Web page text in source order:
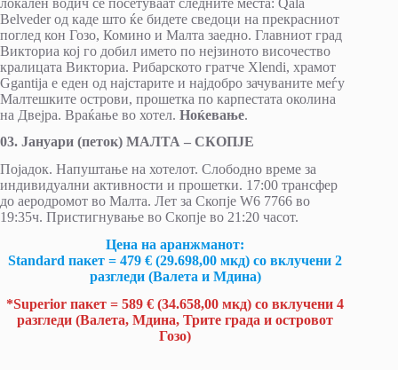
Belveder од каде што ќе бидете сведоци на прекрасниот
поглед кон Гозо, Комино и Mалта заедно. Главниот град
Викториа кој го добил името по нејзиното височество
кралицата Викториа. Рибарското гратче Xlendi, храмот
Ggantija е еден од најстарите и најдобро зачуваните меѓу
Малтешките острови, прошетка по карпестата околина
на Двејра. Враќање во хотел. Ноќевање.
03. Јануари (петок) МАЛТА – СКОПЈЕ
Појадок. Напуштање на хотелот. Слободно време за
индивидуални активности и прошетки. 17:00 трансфер
до аеродромот во Малта. Лет за Скопје W6 7766 во
19:35ч. Пристигнување во Скопје во 21:20 часот.
Цена на аранжманот:
Standardпакет= 479 € (29.698,00 мкд) со вклучени 2
разгледи (Валета и Мдина)
*Superior пакет = 589 € (34.658,00 мкд)со вклучени 4
разгледи (Валета, Мдина, Трите града и островот
Гозо)